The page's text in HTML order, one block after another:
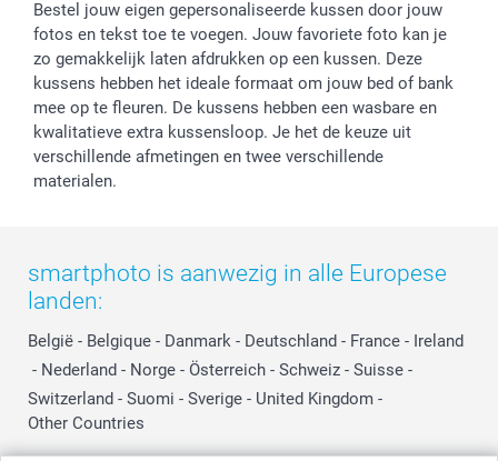
Reviews
Investor Relations
service@smartphoto.nl
Affiliate partnerprogramma
Partnerships
Influencer partnerprogramma
Huwelijk
Bestel jouw eigen gepersonaliseerde kussen door jouw
fotos en tekst toe te voegen. Jouw favoriete foto kan je
zo gemakkelijk laten afdrukken op een kussen. Deze
kussens hebben het ideale formaat om jouw bed of bank
mee op te fleuren. De kussens hebben een wasbare en
kwalitatieve extra kussensloop. Je het de keuze uit
verschillende afmetingen en twee verschillende
materialen.
smartphoto is aanwezig in alle Europese
landen:
België - Belgique - Danmark - Deutschland - France - Ireland
- Nederland - Norge - Österreich - Schweiz - Suisse -
Switzerland - Suomi - Sverige - United Kingdom -
Other Countries